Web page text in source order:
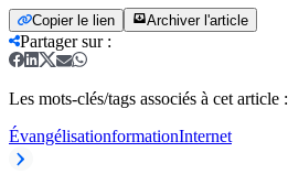
Copier le lien Archiver l'article
Partager sur:
Les mots-clés/tags associés à cet article :
ÉvangélisationformationInternet